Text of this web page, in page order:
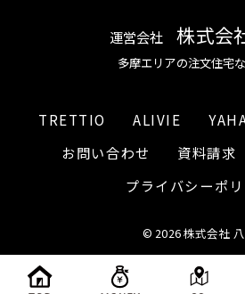
運営会社 株式会
多摩エリアの注文住宅
TRETTIO ALIVIE
お問い合わせ
資料請求
プライバシーポ
© 2026 株式会社